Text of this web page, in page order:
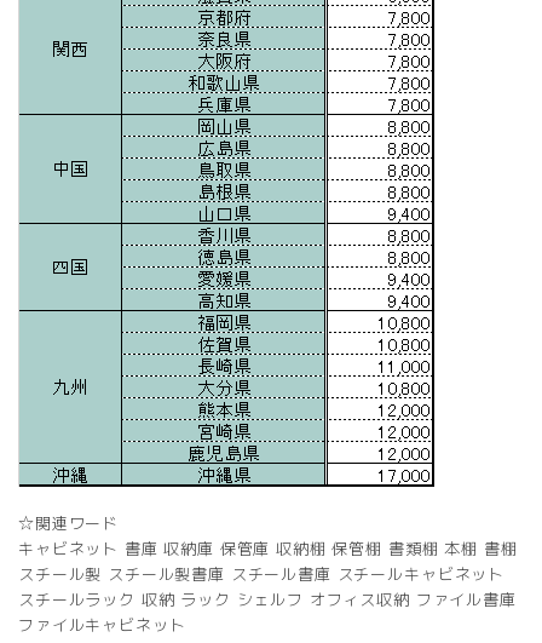
☆関連ワード
キャビネット 書庫 収納庫 保管庫 収納棚 保管棚 書類棚 本棚 書棚
スチール製 スチール製書庫 スチール書庫 スチールキャビネット
スチールラック 収納 ラック シェルフ オフィス収納 ファイル書庫
ファイルキャビネット